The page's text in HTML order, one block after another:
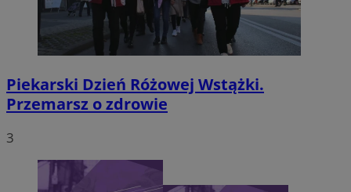
Piekarski Dzień Różowej Wstążki.
Przemarsz o zdrowie
3